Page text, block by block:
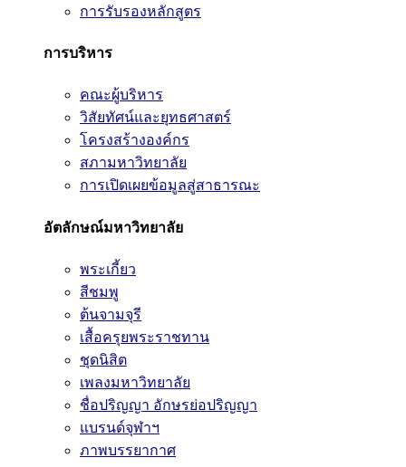
การรับรองหลักสูตร
การบริหาร
คณะผู้บริหาร
วิสัยทัศน์และยุทธศาสตร์
โครงสร้างองค์กร
สภามหาวิทยาลัย
การเปิดเผยข้อมูลสู่สาธารณะ
อัตลักษณ์มหาวิทยาลัย
พระเกี้ยว
สีชมพู
ต้นจามจุรี
เสื้อครุยพระราชทาน
ชุดนิสิต
เพลงมหาวิทยาลัย
ชื่อปริญญา อักษรย่อปริญญา
แบรนด์จุฬาฯ
ภาพบรรยากาศ